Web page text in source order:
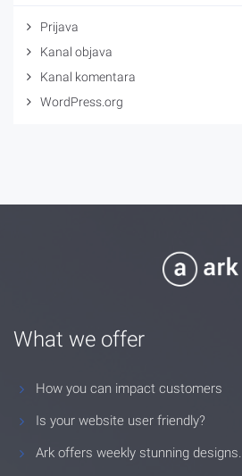
Prijava
Kanal objava
Kanal komentara
WordPress.org
What we offer
How you can impact customers
Is your website user friendly?
Ark offers weekly stunning designs.